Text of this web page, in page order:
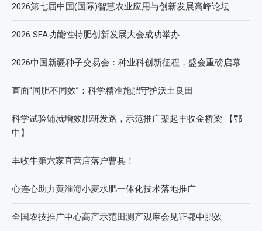
2026第七届中国(国际)智慧农业应用与创新发展高峰论坛
2026 SFA功能性特肥创新发展大会成功举办
2026中国新疆种子交易会：种业科创新征程，盛会重磅启幕
直面“同肥不同效”：科学精准施肥守护沃土良田
科学试验铺就增效肥研发路，示范推广架起丰收金桥梁 【鄂
中】
丰收牛第六家直营店落户曹县！
心连心助力黄淮海小麦水肥一体化技术落地推广
全国农技推广中心高产示范田测产观摩会见证鄂中肥效